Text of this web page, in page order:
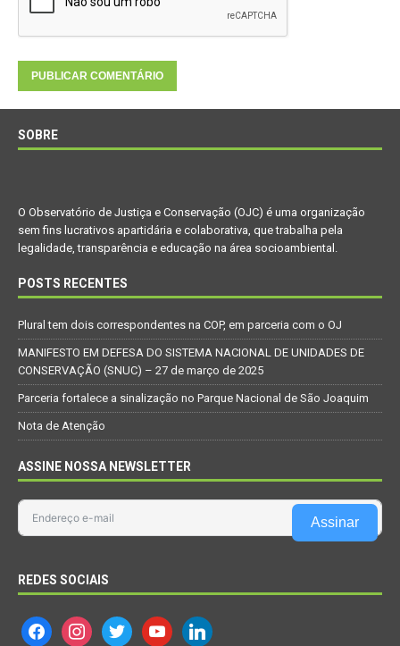
SOBRE
O Observatório de Justiça e Conservação (OJC) é uma organização
sem fins lucrativos apartidária e colaborativa, que trabalha pela
legalidade, transparência e educação na área socioambiental.
POSTS RECENTES
Plural tem dois correspondentes na COP, em parceria com o OJ
MANIFESTO EM DEFESA DO SISTEMA NACIONAL DE UNIDADES DE
CONSERVAÇÃO (SNUC) – 27 de março de 2025
Parceria fortalece a sinalização no Parque Nacional de São Joaquim
Nota de Atenção
ASSINE NOSSA NEWSLETTER
Assinar
REDES SOCIAIS